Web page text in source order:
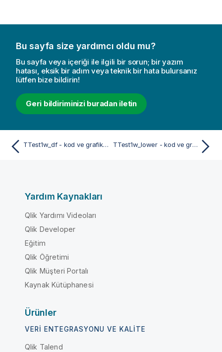
Bu sayfa size yardımcı oldu mu?
Bu sayfa veya içeriği ile ilgili bir sorun; bir yazım
hatası, eksik bir adım veya teknik bir hata bulursanız
lütfen bize bildirin!
Geri bildiriminizi buradan iletin
TTest1w_df - kod ve grafik fonksiyonu TTest1w_lower - kod ve grafik fonksiyonu
Yardım Kaynakları
Qlik Yardımı Videoları
Qlik Developer
Eğitim
Qlik Öğretimi
Qlik Müşteri Portalı
Kaynak Kütüphanesi
Ürünler
VERI ENTEGRASYONU VE KALITE
Qlik Talend